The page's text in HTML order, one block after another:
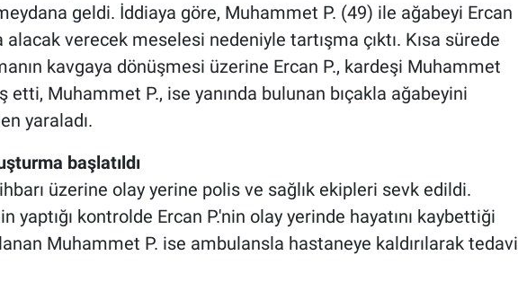
geldi. İddiaya göre, Muhammet P. (49) ile ağabeyi Ercan
alacak verecek meselesi nedeniyle tartışma çıktı. Kısa sürede
kavgaya dönüşmesi üzerine Ercan P., kardeşi Muhammet
etti, Muhammet P., ise yanında bulunan bıçakla ağabeyini
yaraladı.
başlatıldı
üzerine olay yerine polis ve sağlık ekipleri sevk edildi.
yaptığı kontrolde Ercan P.'nin olay yerinde hayatını kaybettiği
Muhammet P. ise ambulansla hastaneye kaldırılarak tedavi